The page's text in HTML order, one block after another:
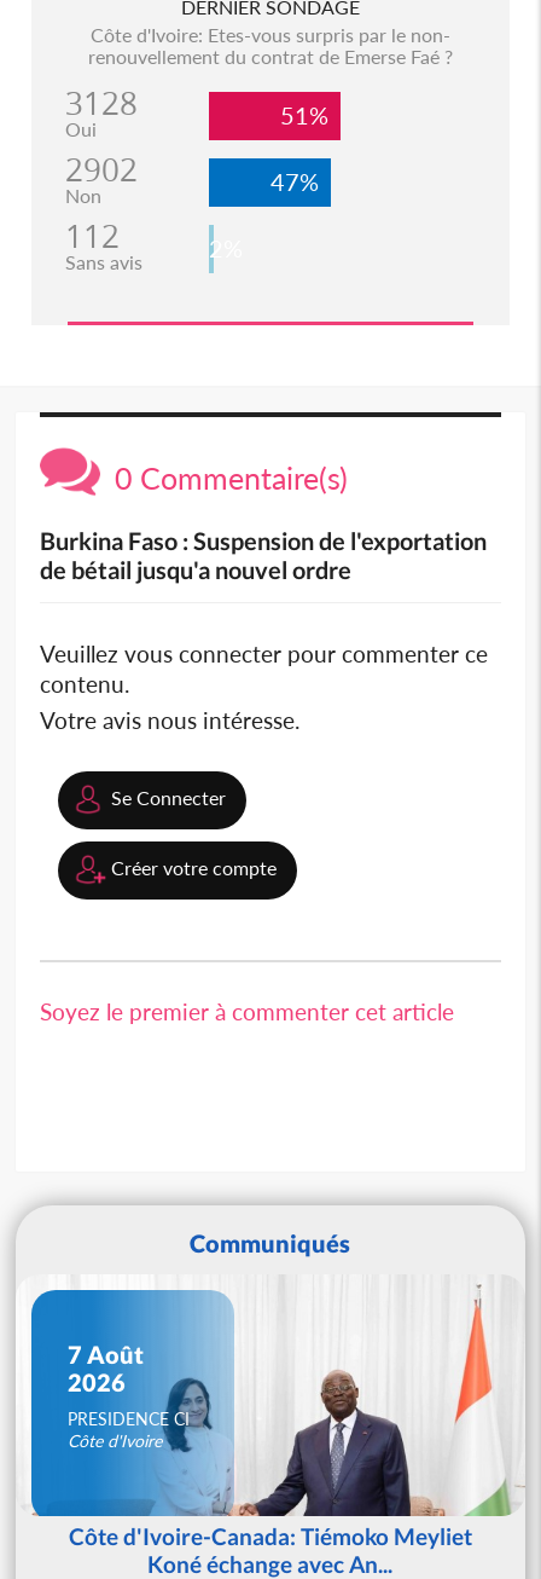
DERNIER SONDAGE
Côte d'Ivoire: Etes-vous surpris par le non-
renouvellement du contrat de Emerse Faé ?
3128
Oui 51%
2902
Non 47%
112
Sans avis 2%
0 Commentaire(s)
Burkina Faso : Suspension de l'exportation
de bétail jusqu'a nouvel ordre
Veuillez vous connecter pour commenter ce
contenu.
Votre avis nous intéresse.
Se Connecter
Créer votre compte
Soyez le premier à commenter cet article
Communiqués
7 Août
2026
PRESIDENCE CI
Côte d'Ivoire
Côte d'Ivoire-Canada: Tiémoko Meyliet
Koné échange avec An...